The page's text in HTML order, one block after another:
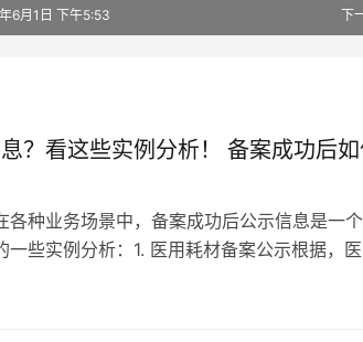
下
6月1日 下午5:53
？看这些实例分析！ 备案成功后
各种业务场景中，备案成功后公示信息是一
些实例分析：1. 医用耗材备案公示根据，医